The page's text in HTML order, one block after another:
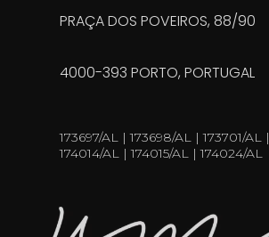
PRAÇA DOS POVEIROS, 88/90
4000-393 PORTO, PORTUGAL
173697/AL | 173698/AL | 173701/AL |
174014/AL | 174015/AL | 174024/AL